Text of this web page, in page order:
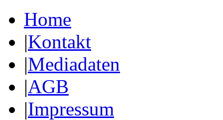
Home
|Kontakt
|Mediadaten
|AGB
|Impressum